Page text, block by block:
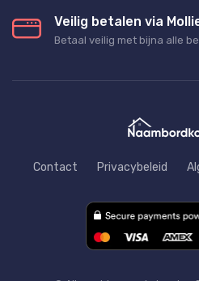
Veilig betalen via
Betaal veilig met bijna alle
Contact Privacybeleid